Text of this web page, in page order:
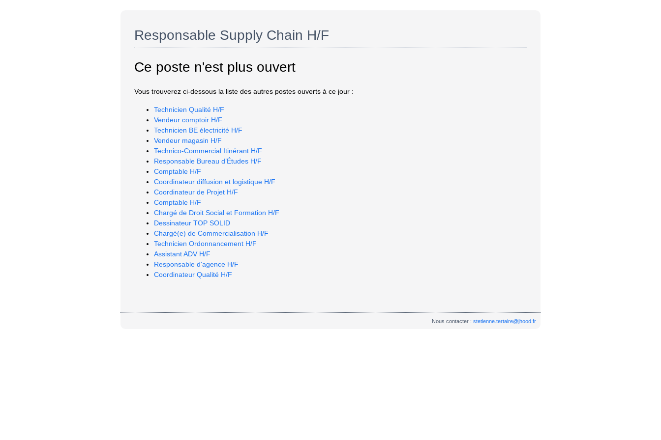
Responsable Supply Chain H/F
Ce poste n'est plus ouvert
Vous trouverez ci-dessous la liste des autres postes ouverts à ce jour :
Technicien Qualité H/F
Vendeur comptoir H/F
Technicien BE électricité H/F
Vendeur magasin H/F
Technico-Commercial Itinérant H/F
Responsable Bureau d’Études H/F
Comptable H/F
Coordinateur diffusion et logistique H/F
Coordinateur de Projet H/F
Comptable H/F
Chargé de Droit Social et Formation H/F
Dessinateur TOP SOLID
Chargé(e) de Commercialisation H/F
Technicien Ordonnancement H/F
Assistant ADV H/F
Responsable d'agence H/F
Coordinateur Qualité H/F
Nous contacter :stetienne.tertaire@jhood.fr